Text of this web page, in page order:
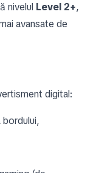
nivelul Level 2+,
avansate de
digital: